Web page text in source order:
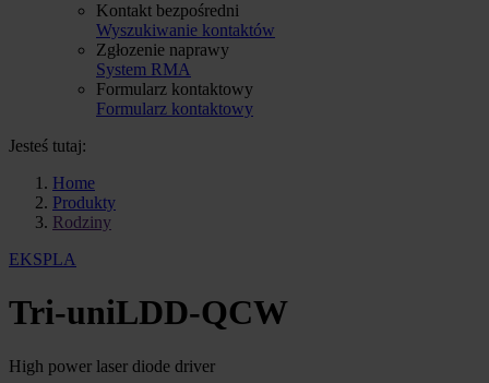
Kontakt bezpośredni
Wyszukiwanie kontaktów
Zgłozenie naprawy
System RMA
Formularz kontaktowy
Formularz kontaktowy
Jesteś tutaj:
Home
Produkty
Rodziny
EKSPLA
Tri-uniLDD-QCW
High power laser diode driver